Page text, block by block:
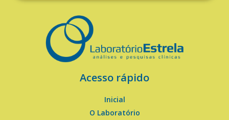
Acesso rápido
Inicial
O Laboratório